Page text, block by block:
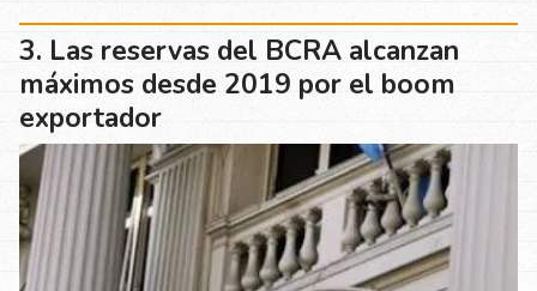
Las reservas del BCRA alcanzan
máximos desde 2019 por el boom
exportador